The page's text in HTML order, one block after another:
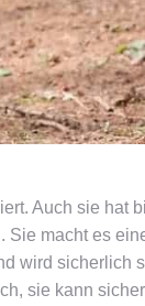
Auch sie
Sie macht es
wird sicherlich
sie kann